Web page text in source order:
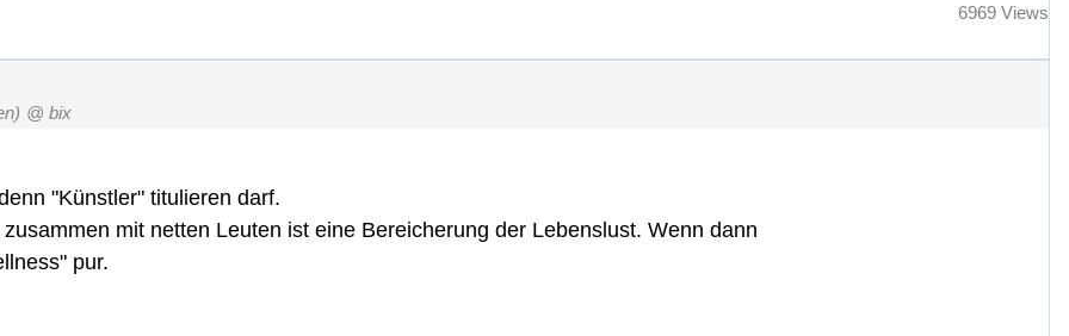
6969 Views
@ bix
"Künstler" titulieren darf.
mit netten Leuten ist eine Bereicherung der Lebenslust. Wenn dann
pur.